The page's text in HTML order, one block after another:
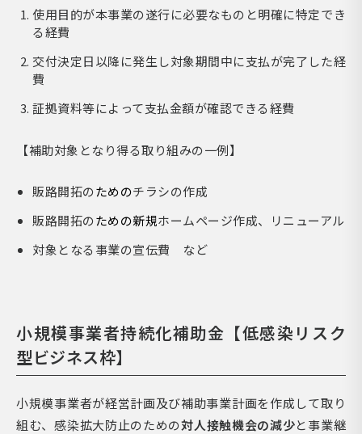
使用目的が本事業の遂行に必要なものと明確に特定でき
る経費
交付決定日以降に発生し対象期間中に支払が完了した経
費
証拠資料等によって支払金額が確認できる経費
【補助対象となり得る取り組みの一例】
販路開拓のためのチラシの作成
販路開拓のための新規ホームページ作成、リニューアル
対象となる事業の宣伝費 など
小規模事業者持続化補助金 【低感染リスク
型ビジネス枠】
小規模事業者が経営計画及び補助事業計画を作成して取り
組む、感染拡大防止のための対人接触機会の減少と事業継